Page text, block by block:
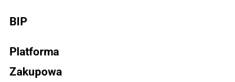
BIP
Platforma
Zakupowa